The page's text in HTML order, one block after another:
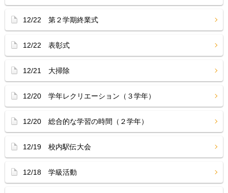
12/22 第２学期終業式
12/22 表彰式
12/21 大掃除
12/20 学年レクリエーション（３学年）
12/20 総合的な学習の時間（２学年）
12/19 校内駅伝大会
12/18 学級活動